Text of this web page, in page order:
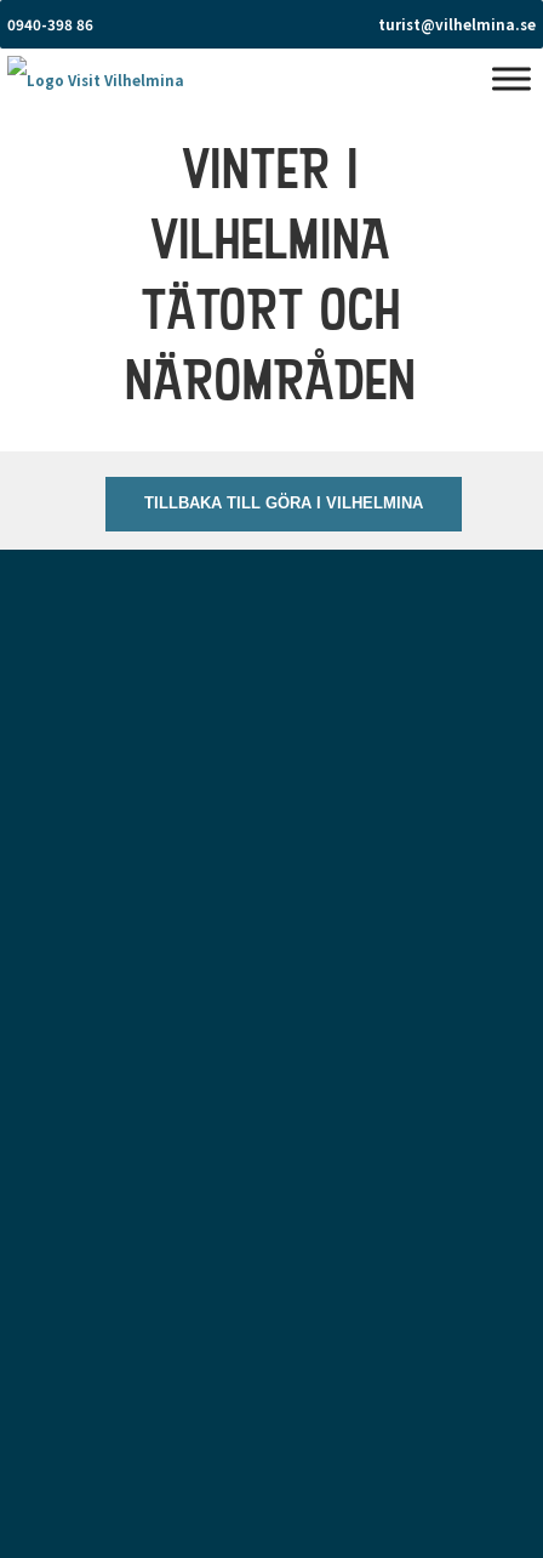
0940-398 86 turist@vilhelmina.se
VINTER I
VILHELMINA
TÄTORT OCH
NÄROMRÅDEN
TILLBAKA TILL GÖRA I VILHELMINA